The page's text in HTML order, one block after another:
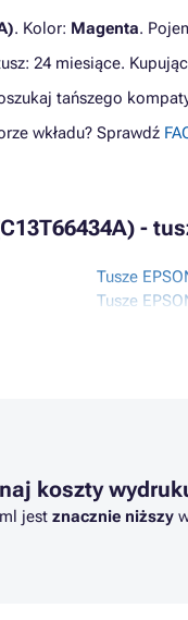
. Kolor: Magenta.
24 miesiące.
tańszego
wkładu? Sprawdź
-
Tusze
Tusze
koszty
jest znacznie niższy